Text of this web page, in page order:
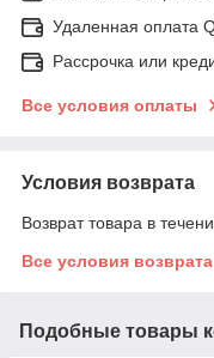
Удаленная оплата
Рассрочка или
Все условия оплаты
Условия возврата
Возврат товара в
Все условия возврата
Подобные товары